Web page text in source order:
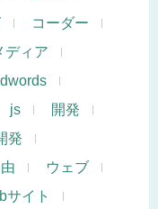
コーダー
ディア
js
開発
発
ウェブ
サイト